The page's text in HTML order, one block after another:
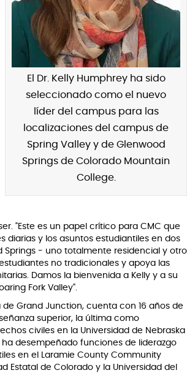
El Dr. Kelly Humphrey ha sido
seleccionado como el nuevo
líder del campus para las
localizaciones del campus de
Spring Valley y de Glenwood
Springs de Colorado Mountain
College.
"Este es un papel crítico para CMC que
diarias y los asuntos estudiantiles en dos
Springs - uno totalmente residencial y otro
no tradicionales y apoya las
Damos la bienvenida a Kelly y a su
Fork Valley".
de Grand Junction, cuenta con 16 años de
superior, la última como
civiles en la Universidad de Nebraska
desempeñado funciones de liderazgo
en el Laramie County Community
Estatal de Colorado y la Universidad del